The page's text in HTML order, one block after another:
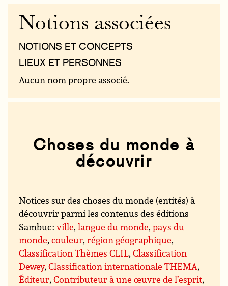
Notions associées
NOTIONS ET CONCEPTS
LIEUX ET PERSONNES
Aucun nom propre associé.
Choses du monde à
découvrir
Notices sur des choses du monde (entités) à
découvrir parmi les contenus des éditions
Sambuc :ville,langue du monde,pays du
monde,couleur,région géographique,
Classification Thèmes CLIL,Classification
Dewey,Classification internationale THEMA,
Éditeur,Contributeur à une œuvre de l’esprit,